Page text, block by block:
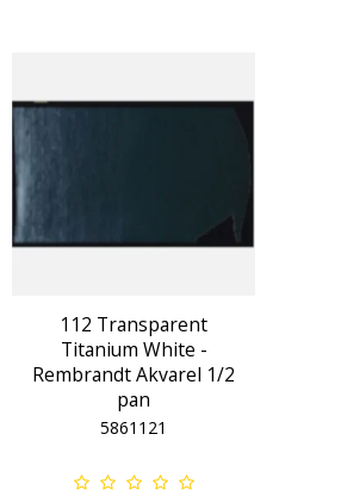
112 Transparent
Titanium White -
Rembrandt Akvarel 1/2
pan
5861121